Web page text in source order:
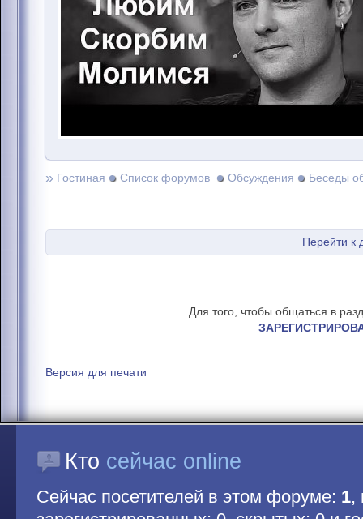
» Гостиная Список форумов Обсуждения Беседы
Перейти к
Для того, чтобы общаться в
Версия для печати
Кто сейчас online
Сейчас посетителей в этом форуме: 1,